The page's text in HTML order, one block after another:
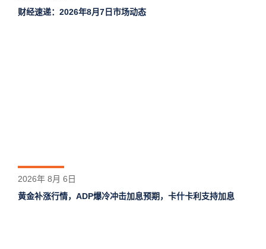
财经速递：2026年8月7日市场动态
2026年 8月 6日
黄金补涨行情，ADP爆冷冲击加息预期，卡什卡利支持加息